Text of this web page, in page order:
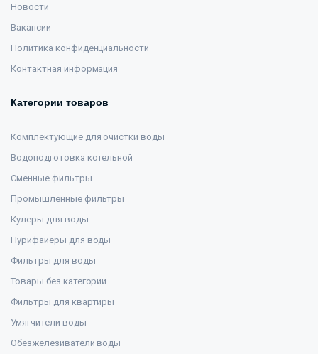
Новости
Вакансии
Политика конфиденциальности
Контактная информация
Категории товаров
Комплектующие для очистки воды
Водоподготовка котельной
Сменные фильтры
Промышленные фильтры
Кулеры для воды
Пурифайеры для воды
Фильтры для воды
Товары без категории
Фильтры для квартиры
Умягчители воды
Обезжелезиватели воды